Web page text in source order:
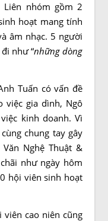
nhóm gồm 2
hoạt mang tính
âm nhạc. 5 người
như “những dòng
Tuấn có vấn đề
việc gia dình, Ngô
kinh doanh. Vì
chung tay gây
Nghệ Thuật &
như ngày hôm
hội viên sinh hoạt
cao niên cũng